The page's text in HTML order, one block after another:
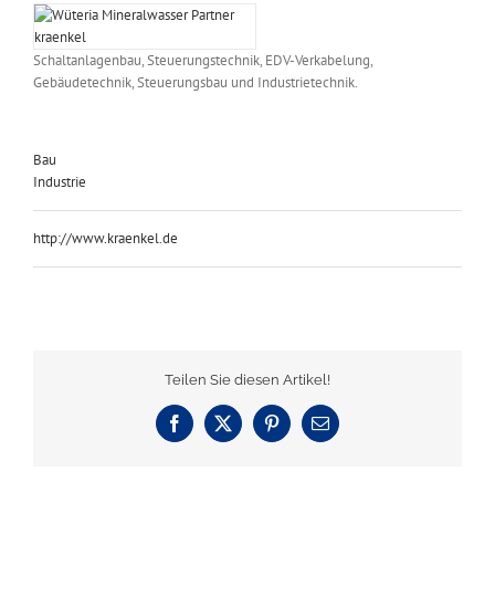
View
Larger
Image
Schaltanlagenbau, Steuerungstechnik, EDV-Verkabelung,
Gebäudetechnik, Steuerungsbau und Industrietechnik.
Bau
Industrie
http://www.kraenkel.de
Teilen Sie diesen Artikel!
Facebook
X PinterestE-
Mail